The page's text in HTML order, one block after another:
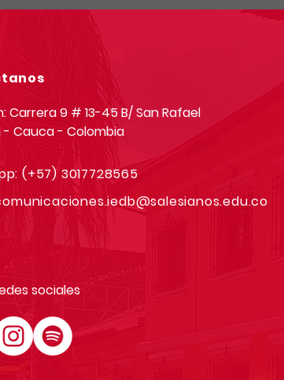
Carrera 9 # 13-45 B/ San Rafael
- Cauca - Colombia
(+57) 3017728565
sociales